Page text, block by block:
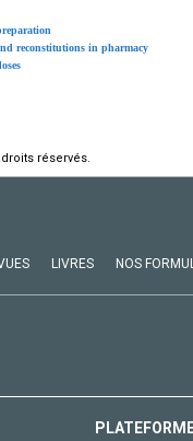
reconstitutions in pharmacy
réservés.
LIVRES NOS